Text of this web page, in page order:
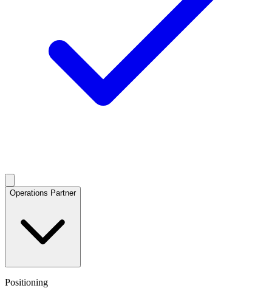
Operations Partner
Positioning